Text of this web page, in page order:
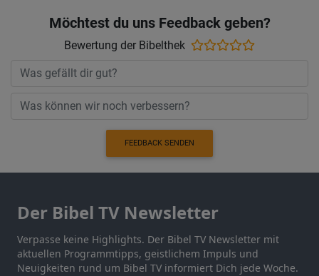
Möchtest du uns Feedback geben?
Bewertung der Bibelthek
FEEDBACK SENDEN
Der Bibel TV Newsletter
Verpasse keine Highlights. Der Bibel TV Newsletter mit
aktuellen Programmtipps, geistlichem Impuls und
Neuigkeiten rund um Bibel TV informiert Dich jede Woche.